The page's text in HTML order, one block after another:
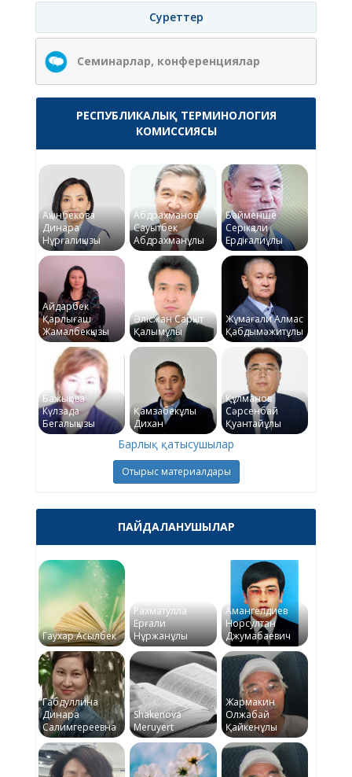
Суреттер
Семинарлар, конференциялар
РЕСПУБЛИКАЛЫҚ ТЕРМИНОЛОГИЯ
КОМИССИЯСЫ
Ақынбекова
Динара
Нұрғалиқызы
Абдрахманов
Сауытбек
Абдрахманұлы
Байменше
Серікқали
Ердіғалиұлы
Айдарбек
Қарлығаш
Жамалбекқызы
Әлісжан Сарқыт
Қалымұлы
Жұмағали Алмас
Қабдымәжитұлы
Бажықова
Күлзада
Бегалықызы
Қамзабекұлы
Дихан
Құлманов
Сәрсенбай
Қуантайұлы
Барлық қатысушылар
Отырыс материалдары
ПАЙДАЛАНУШЫЛАР
Гаухар Асылбек
Рахматулла
Ерғали
Нұржанұлы
Амангелдиев
Норсултан
Джумабаевич
Габдуллина
Динара
Салимгереевна
Shakenova
Meruyert
Жармакин
Олжабай
Қайкенұлы